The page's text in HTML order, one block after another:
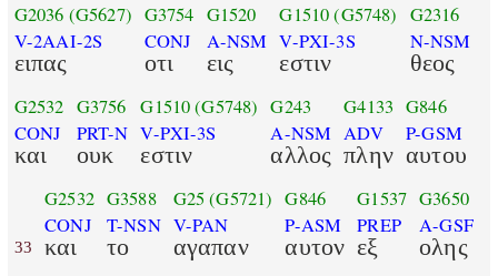
G2036 (G5627)
V-2AAI-2S
ειπας
G3754
CONJ
οτι
G1520
A-NSM
εις
G1510 (G5748)
V-PXI-3S
εστιν
G2316
N-NSM
θεος
G2532
CONJ
και
G3756
PRT-N
ουκ
G1510(G5748)
V-PXI-3S
εστιν
G243
A-NSM
αλλος
G4133
ADV
πλην
G846
P-GSM
αυτου
33
G2532
CONJ
και
G3588
T-NSN
το
G25(G5721)
V-PAN
αγαπαν
G846
P-ASM
αυτον
G1537
PREP
εξ
G3650
A-GSF
ολης